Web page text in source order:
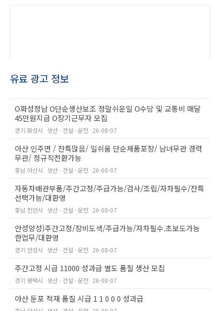
유료 광고 정보
O화성정남 O단순생산보조 정말쉬운일 O수당 및 교통비 매달
45만원지급 O장기근무자 모집
경기 화성시 생산 · 건설 · 운전 26-08-07
아산 인주면 / 잔특많음/ 일쉬움 단순제품포장/ 남녀무관 경력
무관/ 정규직전환가능
충남 아산시 생산 · 건설 · 운전 26-08-07
자동차배관부품/주간고정/주급가능/검사/조립/자차필수/잔특
선택가능/대환영
충남 천안시 생산 · 건설 · 운전 26-08-07
안성양성)주간고정/장비도색/주급가능/자차필수.초보도가능
한업무/대환영
경기 안성시 생산 · 건설 · 운전 26-08-07
주간고정 시급 11000 성과급 별도 품질 생산 모집
경기 평택시 생산 · 건설 · 운전 26-08-07
아산 둔포 적재 품질 시급 1 1 0 0 0 성과급